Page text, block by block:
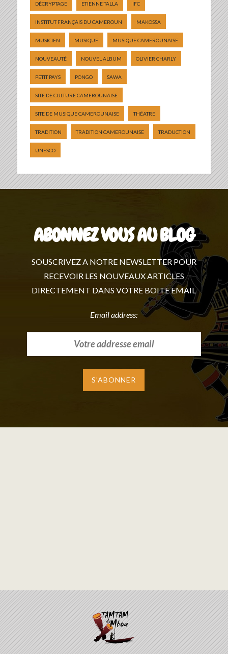
DÉCRYPTAGE ETIENNE TALLA IFC
INSTITUT FRANÇAIS DU CAMEROUN MAKOSSA
MUSICIEN MUSIQUE MUSIQUE CAMEROUNAISE
NOUVEAUTÉ NOUVEL ALBUM OLIVIER CHARLY
PETIT PAYS PONGO SAWA
SITE DE CULTURE CAMEROUNAISE
SITE DE MUSIQUE CAMEROUNAISE THÉATRE
TRADITION TRADITION CAMEROUNAISE TRADUCTION
UNESCO
ABONNEZ VOUS AU BLOG
SOUSCRIVEZ A NOTRE NEWSLETTER POUR
RECEVOIR LES NOUVEAUX ARTICLES
DIRECTEMENT DANS VOTRE BOITE EMAIL
Email address: